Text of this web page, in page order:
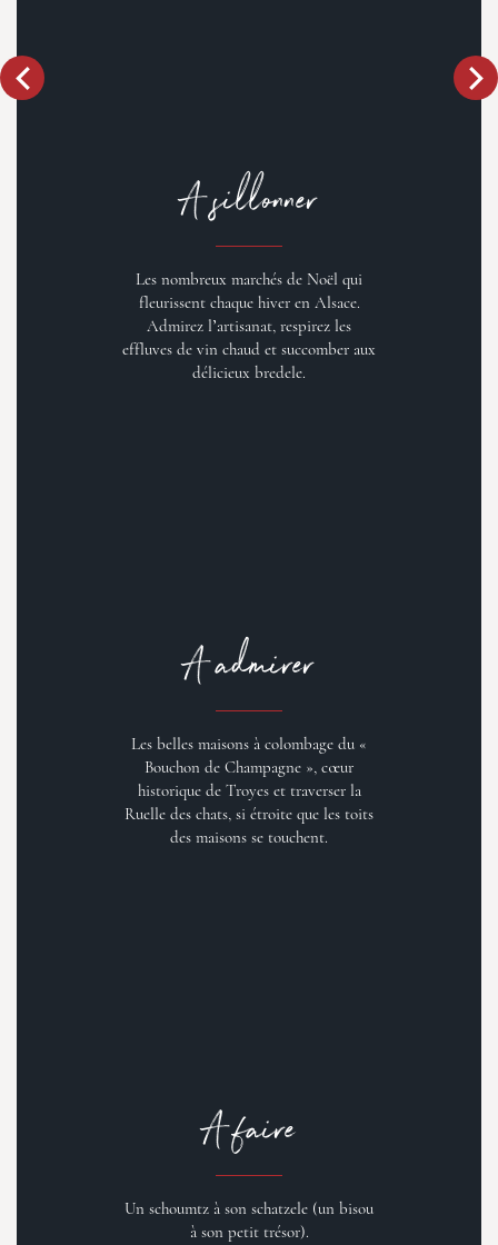
A sillonner
Les nombreux marchés de Noël qui
fleurissent chaque hiver en Alsace.
Admirez l’artisanat, respirez les
effluves de vin chaud et succomber aux
délicieux bredele.
A admirer
Les belles maisons à colombage du «
Bouchon de Champagne », cœur
historique de Troyes et traverser la
Ruelle des chats, si étroite que les toits
des maisons se touchent.
A faire
Un schoumtz à son schatzele (un bisou
à son petit trésor).